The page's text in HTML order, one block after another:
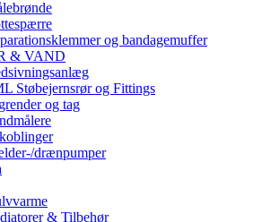
og bandagemuffer
& VAND
Støbejernsrør og Fittings
og tag
drænpumper
& Tilbehør